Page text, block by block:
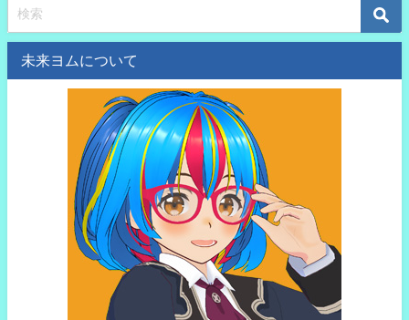
未来ヨムについて